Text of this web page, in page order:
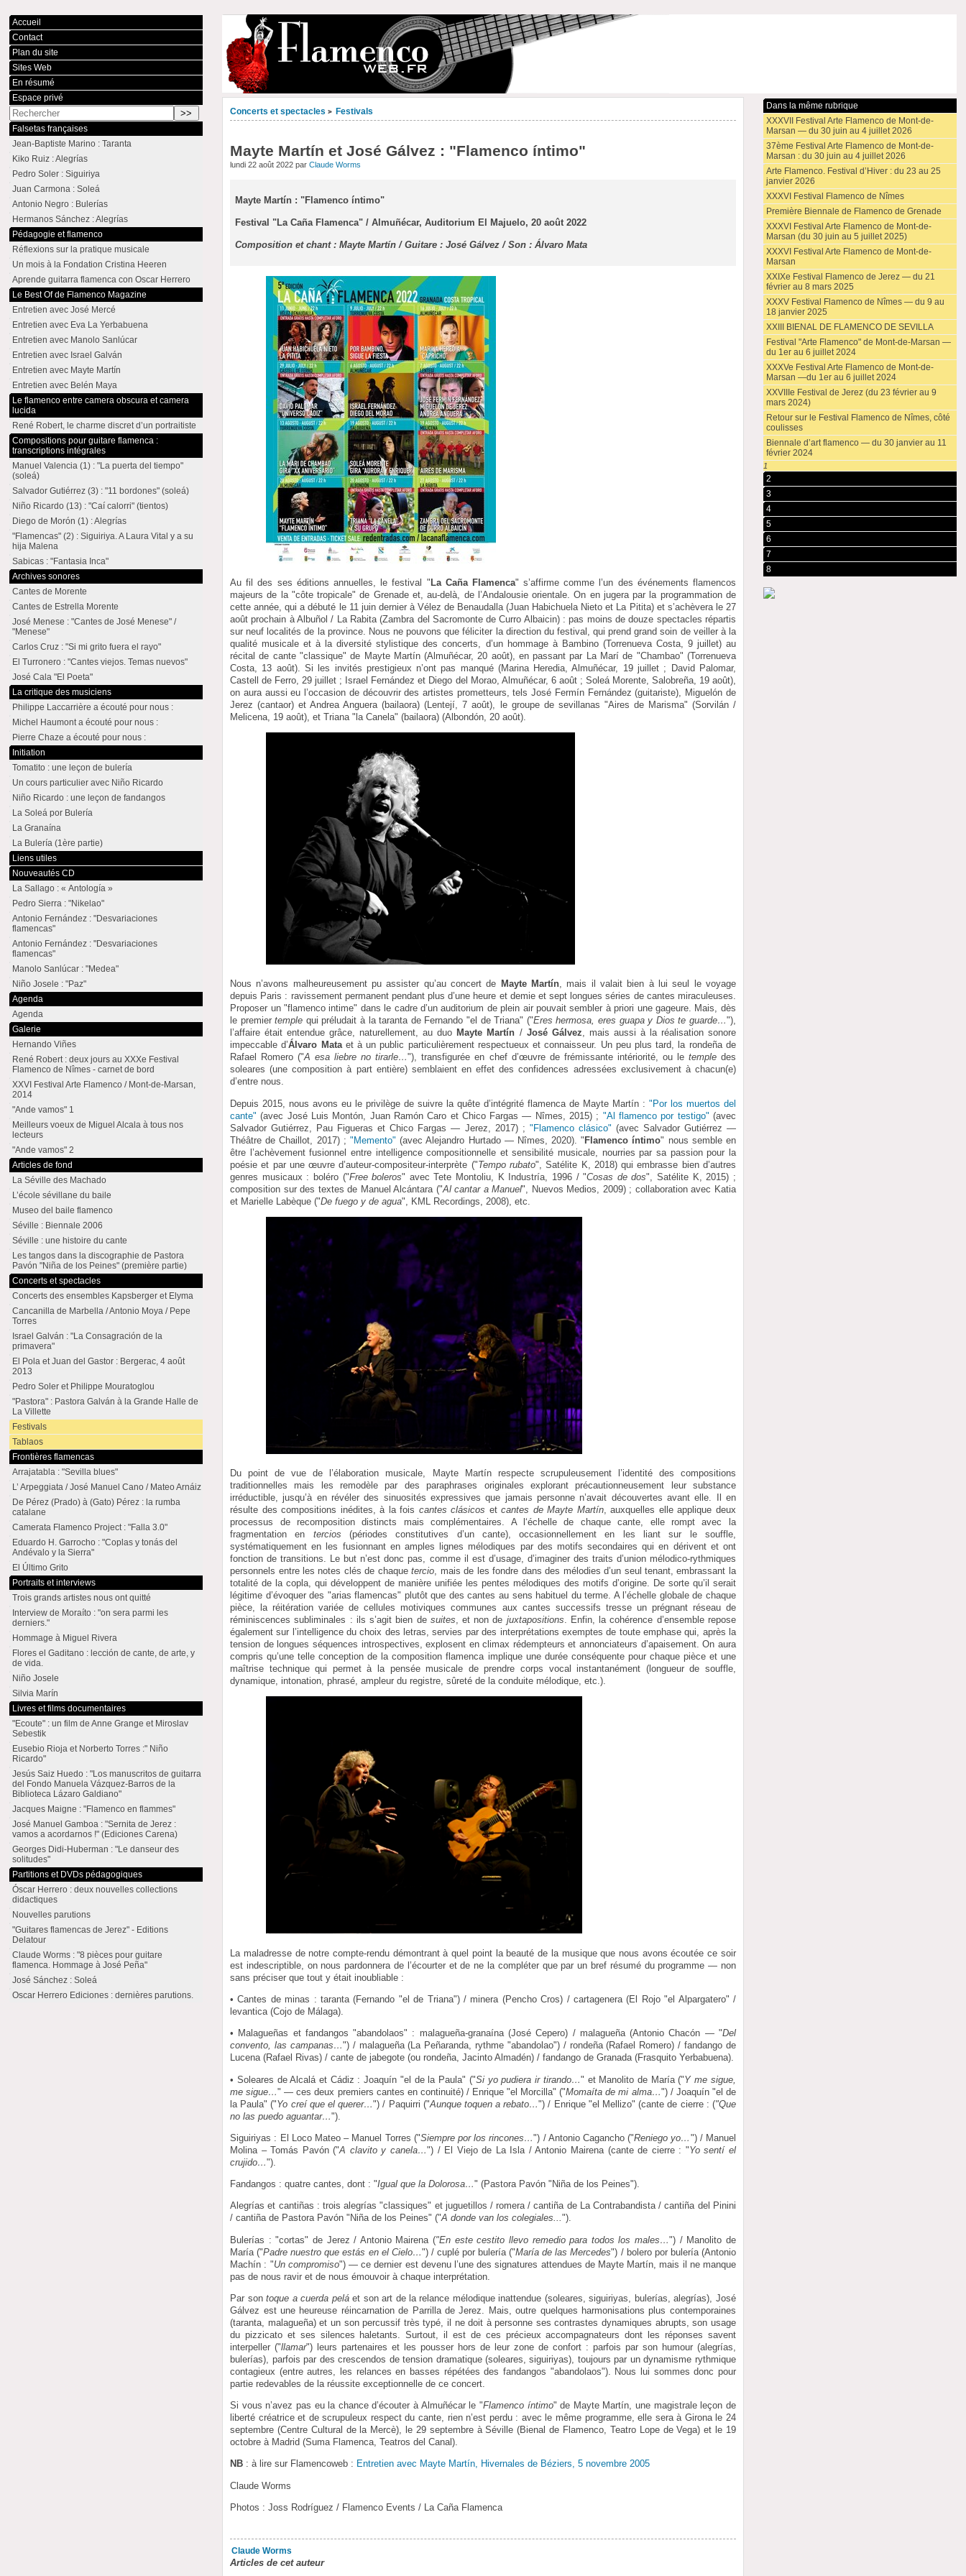
Concerts et spectacles > Festivals
Mayte Martín et José Gálvez : "Flamenco íntimo"
lundi 22 août 2022 parClaude Worms
Mayte Martín : "Flamenco íntimo"
Festival "La Caña Flamenca" / Almuñécar, Auditorium El Majuelo, 20 août 2022
Composition et chant : Mayte Martín / Guitare : José Gálvez / Son : Álvaro Mata
Au fil des ses éditions annuelles, le festival " La Caña Flamenca" s’affirme comme l’un des événements flamencos
majeurs de la "côte tropicale" de Grenade et, au-delà, de l’Andalousie orientale. On en jugera par la programmation de
cette année, qui a débuté le 11 juin dernier à Vélez de Benaudalla (Juan Habichuela Nieto et La Pitita) et s’achèvera le 27
août prochain à Albuñol / La Rabita (Zambra del Sacromonte de Curro Albaicin) : pas moins de douze spectacles répartis
sur neuf localités de la province. Nous ne pouvons que féliciter la direction du festival, qui prend grand soin de veiller à la
qualité musicale et à la diversité stylistique des concerts, d’un hommage à Bambino (Torrenueva Costa, 9 juillet) au
récital de cante "classique" de Mayte Martín (Almuñécar, 20 août), en passant par La Marí de "Chambao" (Torrenueva
Costa, 13 août). Si les invités prestigieux n’ont pas manqué (Marina Heredia, Almuñécar, 19 juillet ; David Palomar,
Castell de Ferro, 29 juillet ; Israel Fernández et Diego del Morao, Almuñécar, 6 août ; Soleá Morente, Salobreña, 19 août),
on aura aussi eu l’occasion de découvrir des artistes prometteurs, tels José Fermín Fernández (guitariste), Miguelón de
Jerez (cantaor) et Andrea Anguera (bailaora) (Lentejí, 7 août), le groupe de sevillanas "Aires de Marisma" (Sorvilán /
Melicena, 19 août), et Triana "la Canela" (bailaora) (Albondón, 20 août).
Nous n’avons malheureusement pu assister qu’au concert de Mayte Martín, mais il valait bien à lui seul le voyage
depuis Paris : ravissement permanent pendant plus d’une heure et demie et sept longues séries de cantes miraculeuses.
Proposer un "flamenco intime" dans le cadre d’un auditorium de plein air pouvait sembler à priori une gageure. Mais, dès
le premiertemple qui préludait à la taranta de Fernando "el de Triana" ("Eres hermosa, eres guapa y Dios te guarde…"),
l’affaire était entendue grâce, naturellement, au duo Mayte Martín / José Gálvez, mais aussi à la réalisation sonore
impeccable d’Álvaro Mataet à un public particulièrement respectueux et connaisseur. Un peu plus tard, la rondeña de
Rafael Romero ("A esa liebre no tirarle…"), transfigurée en chef d’œuvre de frémissante intériorité, ou le templedes
soleares (une composition à part entière) semblaient en effet des confidences adressées exclusivement à chacun(e)
d’entre nous.
Depuis 2015, nous avons eu le privilège de suivre la quête d’intégrité flamenca de Mayte Martín : "Por los muertos del
cante" (avec José Luis Montón, Juan Ramón Caro et Chico Fargas — Nîmes, 2015) ; "Al flamenco por testigo" (avec
Salvador Gutiérrez, Pau Figueras et Chico Fargas — Jerez, 2017) ; "Flamenco clásico" (avec Salvador Gutiérrez —
Théâtre de Chaillot, 2017) ; "Memento" (avec Alejandro Hurtado — Nîmes, 2020). "Flamenco íntimo" nous semble en
être l’achèvement fusionnel entre intelligence compositionnelle et sensibilité musicale, nourries par sa passion pour la
poésie et par une œuvre d’auteur-compositeur-interprète ("Tempo rubato", Satélite K, 2018) qui embrasse bien d’autres
genres musicaux : boléro ("Free boleros" avec Tete Montoliu, K Industría, 1996 / "Cosas de dos", Satélite K, 2015) ;
composition sur des textes de Manuel Alcántara ("Al cantar a Manuel", Nuevos Medios, 2009) ; collaboration avec Katia
et Marielle Labèque ("De fuego y de agua", KML Recordings, 2008), etc.
Du point de vue de l’élaboration musicale, Mayte Martín respecte scrupuleusement l’identité des compositions
traditionnelles mais les remodèle par des paraphrases originales explorant précautionneusement leur substance
irréductible, jusqu’à en révéler des sinuosités expressives que jamais personne n’avait découvertes avant elle. Il en
résulte des compositions inédites, à la fois cantes clásicos etcantes de Mayte Martín, auxquelles elle applique deux
processus de recomposition distincts mais complémentaires. A l‘échelle de chaque cante, elle rompt avec la
fragmentation en tercios (périodes constitutives d’un cante), occasionnellement en les liant sur le souffle,
systématiquement en les fusionnant en amples lignes mélodiques par des motifs secondaires qui en dérivent et ont
fonction de transitions. Le but n’est donc pas, comme il est d’usage, d’imaginer des traits d’union mélodico-rythmiques
personnels entre les notes clés de chaquetercio, mais de les fondre dans des mélodies d’un seul tenant, embrassant la
totalité de la copla, qui développent de manière unifiée les pentes mélodiques des motifs d’origine. De sorte qu’il serait
légitime d’évoquer des "arias flamencas" plutôt que des cantes au sens habituel du terme. A l’échelle globale de chaque
pièce, la réitération variée de cellules motiviques communes aux cantes successifs tresse un prégnant réseau de
réminiscences subliminales : ils s’agit bien de suites, et non de juxtapositions. Enfin, la cohérence d’ensemble repose
également sur l’intelligence du choix des letras, servies par des interprétations exemptes de toute emphase qui, après la
tension de longues séquences introspectives, explosent en climax rédempteurs et annonciateurs d’apaisement. On aura
compris qu’une telle conception de la composition flamenca implique une durée conséquente pour chaque pièce et une
maîtrise technique qui permet à la pensée musicale de prendre corps vocal instantanément (longueur de souffle,
dynamique, intonation, phrasé, ampleur du registre, sûreté de la conduite mélodique, etc.).
La maladresse de notre compte-rendu démontrant à quel point la beauté de la musique que nous avons écoutée ce soir
est indescriptible, on nous pardonnera de l’écourter et de ne la compléter que par un bref résumé du programme — non
sans préciser que tout y était inoubliable :
• Cantes de minas : taranta (Fernando "el de Triana") / minera (Pencho Cros) / cartagenera (El Rojo "el Alpargatero" /
levantica (Cojo de Málaga).
• Malagueñas et fandangos "abandolaos" : malagueña-granaína (José Cepero) / malagueña (Antonio Chacón — "Del
convento, las campanas…") / malagueña (La Peñaranda, rythme "abandolao") / rondeña (Rafael Romero) / fandango de
Lucena (Rafael Rivas) / cante de jabegote (ou rondeña, Jacinto Almadén) / fandango de Granada (Frasquito Yerbabuena).
• Soleares de Alcalá et Cádiz : Joaquín "el de la Paula" ("Si yo pudiera ir tirando…" et Manolito de María ("Y me sigue,
me sigue…" — ces deux premiers cantes en continuité) / Enrique "el Morcilla" ("Momaíta de mi alma…") / Joaquín "el de
la Paula" ("Yo creí que el querer…") / Paquirri ("Aunque toquen a rebato…") / Enrique "el Mellizo" (cante de cierre : ("Que
no las puedo aguantar…").
Siguiriyas : El Loco Mateo – Manuel Torres ("Siempre por los rincones…") / Antonio Cagancho ("Reniego yo… ") / Manuel
Molina – Tomás Pavón ("A clavito y canela…") / El Viejo de La Isla / Antonio Mairena (cante de cierre : "Yo sentí el
crujido…").
Fandangos : quatre cantes, dont : "Igual que la Dolorosa…" (Pastora Pavón "Niña de los Peines").
Alegrías et cantiñas : trois alegrías "classiques" et juguetillos / romera / cantiña de La Contrabandista / cantiña del Pinini
/ cantiña de Pastora Pavón "Niña de los Peines" ("A donde van los colegiales...").
Bulerías : "cortas" de Jerez / Antonio Mairena ("En este cestito llevo remedio para todos los males…") / Manolito de
María ("Padre nuestro que estás en el Cielo…") / cuplé por bulería ("María de las Mercedes") / bolero por bulería (Antonio
Machín : "Un compromiso") — ce dernier est devenu l’une des signatures attendues de Mayte Martín, mais il ne manque
pas de nous ravir et de nous émouvoir à chaque interprétation.
Par sontoque a cuerda peláet son art de la relance mélodique inattendue (soleares, siguiriyas, bulerías, alegrías), José
Gálvez est une heureuse réincarnation de Parrilla de Jerez. Mais, outre quelques harmonisations plus contemporaines
(taranta, malagueña) et un son percussif très typé, il ne doit à personne ses contrastes dynamiques abrupts, son usage
du pizzicato et ses silences haletants. Surtout, il est de ces précieux accompagnateurs dont les réponses savent
interpeller ("llamar") leurs partenaires et les pousser hors de leur zone de confort : parfois par son humour (alegrías,
bulerías), parfois par des crescendos de tension dramatique (soleares, siguiriyas), toujours par un dynamisme rythmique
contagieux (entre autres, les relances en basses répétées des fandangos "abandolaos"). Nous lui sommes donc pour
partie redevables de la réussite exceptionnelle de ce concert.
Si vous n’avez pas eu la chance d’écouter à Almuñécar le "Flamenco íntimo" de Mayte Martín, une magistrale leçon de
liberté créatrice et de scrupuleux respect du cante, rien n’est perdu : avec le même programme, elle sera à Girona le 24
septembre (Centre Cultural de la Mercè), le 29 septembre à Séville (Bienal de Flamenco, Teatro Lope de Vega) et le 19
octobre à Madrid (Suma Flamenca, Teatros del Canal).
NB : à lire sur Flamencoweb : Entretien avec Mayte Martín, Hivernales de Béziers, 5 novembre 2005
Claude Worms
Photos : Joss Rodríguez / Flamenco Events / La Caña Flamenca
Claude Worms
Articles de cet auteur
Dans la même rubrique
XXXVII Festival Arte Flamenco de Mont-de-
Marsan — du 30 juin au 4 juillet 2026
37ème Festival Arte Flamenco de Mont-de-
Marsan : du 30 juin au 4 juillet 2026
Arte Flamenco. Festival d’Hiver : du 23 au 25
janvier 2026
XXXVI Festival Flamenco de Nîmes
Première Biennale de Flamenco de Grenade
XXXVI Festival Arte Flamenco de Mont-de-
Marsan (du 30 juin au 5 juillet 2025)
XXXVI Festival Arte Flamenco de Mont-de-
Marsan
XXIXe Festival Flamenco de Jerez — du 21
février au 8 mars 2025
XXXV Festival Flamenco de Nîmes — du 9 au
18 janvier 2025
XXIII BIENAL DE FLAMENCO DE SEVILLA
Festival "Arte Flamenco" de Mont-de-Marsan —
du 1er au 6 juillet 2024
XXXVe Festival Arte Flamenco de Mont-de-
Marsan —du 1er au 6 juillet 2024
XXVIIIe Festival de Jerez (du 23 février au 9
mars 2024)
Retour sur le Festival Flamenco de Nîmes, côté
coulisses
Biennale d’art flamenco — du 30 janvier au 11
février 2024
1
2
3
4
5
6
7
8
Accueil
Contact
Plan du site
Sites Web
En résumé
Espace privé
Falsetas françaises
Jean-Baptiste Marino : Taranta
Kiko Ruiz : Alegrías
Pedro Soler : Siguiriya
Juan Carmona : Soleá
Antonio Negro : Bulerías
Hermanos Sánchez : Alegrías
Pédagogie et flamenco
Réflexions sur la pratique musicale
Un mois à la Fondation Cristina Heeren
Aprende guitarra flamenca con Oscar Herrero
Le Best Of de Flamenco Magazine
Entretien avec José Mercé
Entretien avec Eva La Yerbabuena
Entretien avec Manolo Sanlúcar
Entretien avec Israel Galván
Entretien avec Mayte Martín
Entretien avec Belén Maya
Le flamenco entre camera obscura et camera
lucida
René Robert, le charme discret d’un portraitiste
Compositions pour guitare flamenca :
transcriptions intégrales
Manuel Valencia (1) : "La puerta del tiempo"
(soleá)
Salvador Gutiérrez (3) : "11 bordones" (soleá)
Niño Ricardo (13) : "Caí calorri" (tientos)
Diego de Morón (1) : Alegrías
"Flamencas" (2) : Siguiriya. A Laura Vital y a su
hija Malena
Sabicas : "Fantasia Inca"
Archives sonores
Cantes de Morente
Cantes de Estrella Morente
José Menese : "Cantes de José Menese" /
"Menese"
Carlos Cruz : "Si mi grito fuera el rayo"
El Turronero : "Cantes viejos. Temas nuevos"
José Cala "El Poeta"
La critique des musiciens
Philippe Laccarrière a écouté pour nous :
Michel Haumont a écouté pour nous :
Pierre Chaze a écouté pour nous :
Initiation
Tomatito : une leçon de bulería
Un cours particulier avec Niño Ricardo
Niño Ricardo : une leçon de fandangos
La Soleá por Bulería
La Granaína
La Bulería (1ère partie)
Liens utiles
Nouveautés CD
La Sallago : « Antología »
Pedro Sierra : "Nikelao"
Antonio Fernández : "Desvariaciones
flamencas"
Antonio Fernández : "Desvariaciones
flamencas"
Manolo Sanlúcar : "Medea"
Niño Josele : "Paz"
Agenda
Agenda
Galerie
Hernando Viñes
René Robert : deux jours au XXXe Festival
Flamenco de Nîmes - carnet de bord
XXVI Festival Arte Flamenco / Mont-de-Marsan,
2014
"Ande vamos" 1
Meilleurs voeux de Miguel Alcala à tous nos
lecteurs
"Ande vamos" 2
Articles de fond
La Séville des Machado
L’école sévillane du baile
Museo del baile flamenco
Séville : Biennale 2006
Séville : une histoire du cante
Les tangos dans la discographie de Pastora
Pavón "Niña de los Peines" (première partie)
Concerts et spectacles
Concerts des ensembles Kapsberger et Elyma
Cancanilla de Marbella / Antonio Moya / Pepe
Torres
Israel Galván : "La Consagración de la
primavera"
El Pola et Juan del Gastor : Bergerac, 4 août
2013
Pedro Soler et Philippe Mouratoglou
"Pastora" : Pastora Galván à la Grande Halle de
La Villette
Festivals
Tablaos
Frontières flamencas
Arrajatabla : "Sevilla blues"
L’ Arpeggiata / José Manuel Cano / Mateo Arnáiz
De Pérez (Prado) à (Gato) Pérez : la rumba
catalane
Camerata Flamenco Project : "Falla 3.0"
Eduardo H. Garrocho : "Coplas y tonás del
Andévalo y la Sierra"
El Último Grito
Portraits et interviews
Trois grands artistes nous ont quitté
Interview de Moraíto : "on sera parmi les
derniers."
Hommage à Miguel Rivera
Flores el Gaditano : lección de cante, de arte, y
de vida.
Niño Josele
Silvia Marín
Livres et films documentaires
"Ecoute" : un film de Anne Grange et Miroslav
Sebestik
Eusebio Rioja et Norberto Torres :" Niño
Ricardo"
Jesús Saiz Huedo : "Los manuscritos de guitarra
del Fondo Manuela Vázquez-Barros de la
Biblioteca Lázaro Galdiano"
Jacques Maigne : "Flamenco en flammes"
José Manuel Gamboa : "Sernita de Jerez :
vamos a acordarnos !" (Ediciones Carena)
Georges Didi-Huberman : "Le danseur des
solitudes"
Partitions et DVDs pédagogiques
Óscar Herrero : deux nouvelles collections
didactiques
Nouvelles parutions
"Guitares flamencas de Jerez" - Editions
Delatour
Claude Worms : "8 pièces pour guitare
flamenca. Hommage à José Peña"
José Sánchez : Soleá
Oscar Herrero Ediciones : dernières parutions.